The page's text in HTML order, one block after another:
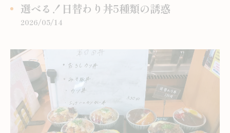
選べる！日替わり丼5種類の誘惑
2026/05/14